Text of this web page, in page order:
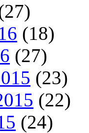
(18)
(27)
(23)
(22)
(24)